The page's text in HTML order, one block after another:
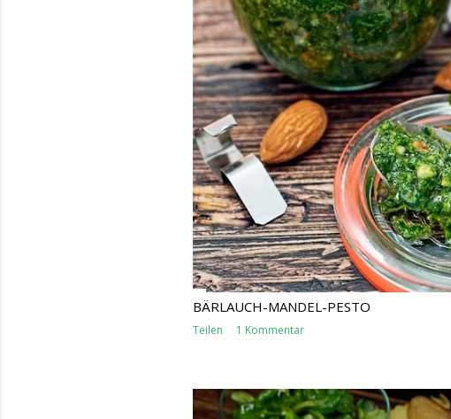
BÄRLAUCH-MANDEL-PESTO
Teilen 1 Kommentar